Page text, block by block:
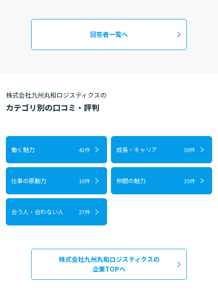
にも大きなやりが…回答者一覧へ
株式会社九州丸和ロジスティクスの
カテゴリ別の口コミ・評判
働く魅力 42件 成長・キャリア 30件
仕事の原動力 16件 仲間の魅力 35件
合う人・合わない人 27件
株式会社九州丸和ロジスティクスの
企業TOPへ